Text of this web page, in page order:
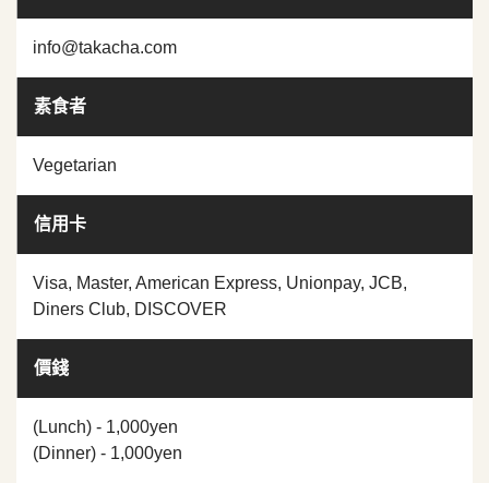
info@takacha.com
素食者
Vegetarian
信用卡
Visa, Master, American Express, Unionpay, JCB,
Diners Club, DISCOVER
價錢
(Lunch) - 1,000yen
(Dinner) - 1,000yen